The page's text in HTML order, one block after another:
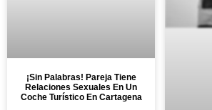
¡Sin Palabras! Pareja Tiene
Relaciones Sexuales En Un
Coche Turístico En Cartagena